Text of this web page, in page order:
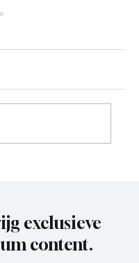
exclusieve
content.